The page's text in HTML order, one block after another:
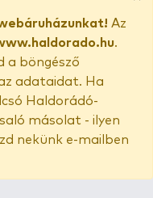
Az
.
a böngésző
adataidat. Ha
Haldorádó-
másolat - ilyen
nekünk e-mailben